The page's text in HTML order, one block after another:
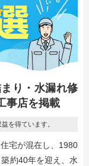
り・水漏れ修
事店を掲載
を得ています。
宅が混在し、1980
約40年を迎え、水